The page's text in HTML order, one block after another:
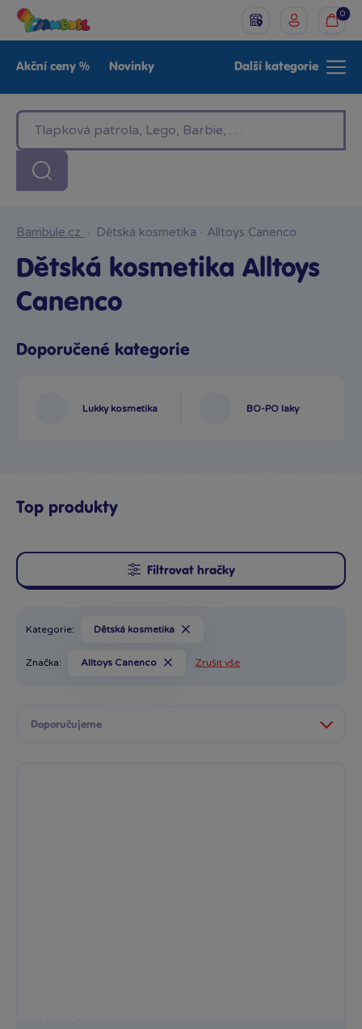
0
Akční ceny % Novinky
LEGO®
Baby Značky
Další kategorie
Bambule.cz · Dětská kosmetika · Alltoys Canenco
Dětská kosmetika Alltoys
Canenco
Doporučené kategorie
Lukky kosmetika BO-PO laky
Top produkty
Filtrovat hračky
Kategorie: Dětská kosmetika
Značka: Alltoys Canenco Zrušit vše